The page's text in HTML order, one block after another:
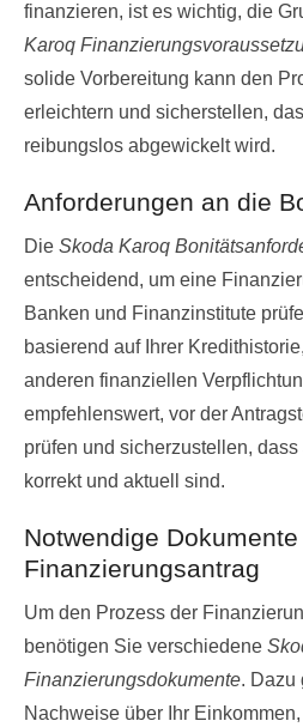
finanzieren, ist es wichtig, die
Karoq
solide Vorbereitung kann den
erleichtern und sicherstellen,
reibungslos abgewickelt wird.
Anforderungen an die
Die Skoda Karoq
entscheidend, um eine
Banken und Finanzinstitute
basierend auf Ihrer
anderen finanziellen
empfehlenswert, vor der
prüfen und sicherzustellen,
korrekt und aktuell sind.
Notwendige
Finanzierungsantrag
Um den Prozess der
benötigen Sie verschiedene
Finanzierungsdokumente. Dazu
Nachweise über Ihr Einkommen,